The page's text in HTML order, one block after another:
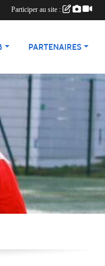
PARTENAIRES
Participer au site :